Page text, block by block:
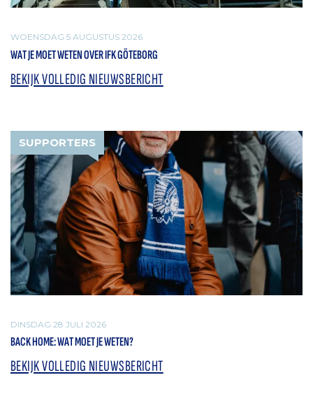
WOENSDAG 5 AUGUSTUS 2026
WAT JE MOET WETEN OVER IFK GÖTEBORG
BEKIJK VOLLEDIG NIEUWSBERICHT
SUPPORTERS
DINSDAG 28 JULI 2026
BACK HOME: WAT MOET JE WETEN?
BEKIJK VOLLEDIG NIEUWSBERICHT